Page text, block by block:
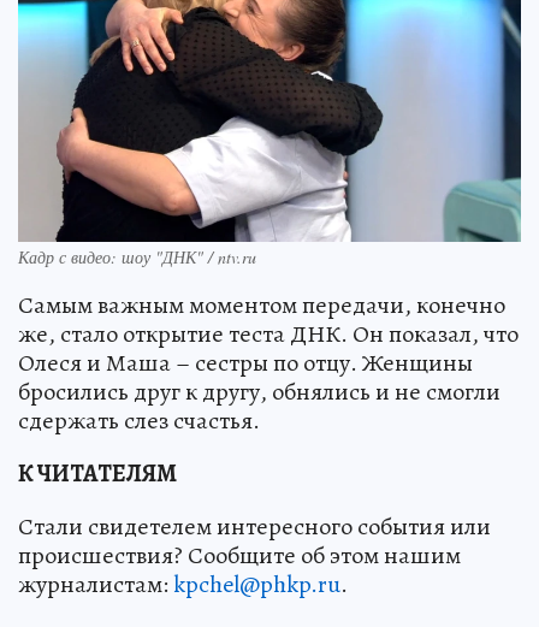
Кадр с видео: шоу "ДНК" / ntv.ru
Самым важным моментом передачи, конечно
же, стало открытие теста ДНК. Он показал, что
Олеся и Маша – сестры по отцу. Женщины
бросились друг к другу, обнялись и не смогли
сдержать слез счастья.
К ЧИТАТЕЛЯМ
Стали свидетелем интересного события или
происшествия? Сообщите об этом нашим
журналистам:kpchel@phkp.ru.